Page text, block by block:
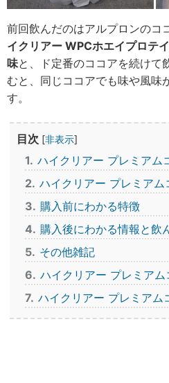
前回飲んだのはアルプロンのコ
イクリアー WPCホエイプロテ
味と、ド定番のココアを続けて
むと、同じココアでも味や風味
す。
目次 [非表示]
1 ハイクリアー プレミアム
2 ハイクリアー プレミア
3 購入前にわかる特徴
4 購入後にわかる情報と飲
5 その他雑記
6 ハイクリアー プレミア
7 ハイクリアー プレミアム